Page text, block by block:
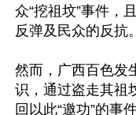
众“挖祖坟”事件，
反弹及民众的反抗。
然而，广西百色发
识，通过盗走其祖